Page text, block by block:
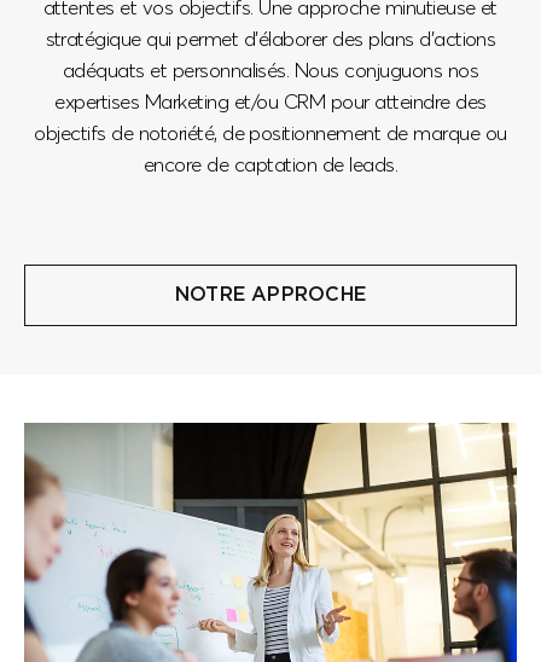
attentes et vos objectifs. Une approche minutieuse et
stratégique qui permet d’élaborer des plans d’actions
adéquats et personnalisés. Nous conjuguons nos
expertises Marketing et/ou CRM pour atteindre des
objectifs de notoriété, de positionnement de marque ou
encore de captation de leads.
NOTRE APPROCHE